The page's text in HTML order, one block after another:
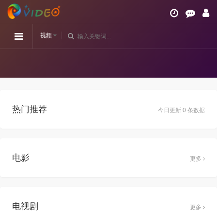
视频
今日更新 0 条数据
热门推荐
电影 更多
电视剧 更多